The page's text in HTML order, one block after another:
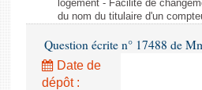
logement - Facilité de
du nom du titulaire d'un
Question écrite n° 17488 de
Date de
dépôt :